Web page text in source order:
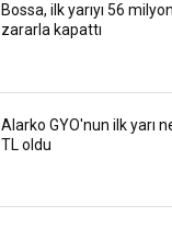
Bossa, ilk yarıyı 56
zararla kapattı
Alarko GYO'nun ilk yarı
TL oldu